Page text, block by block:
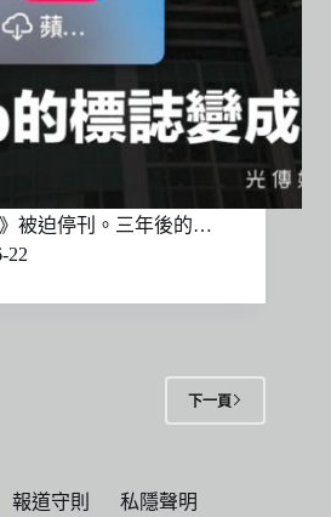
被迫停刊。三年後的…
22
下一頁
報道守則 私隱聲明